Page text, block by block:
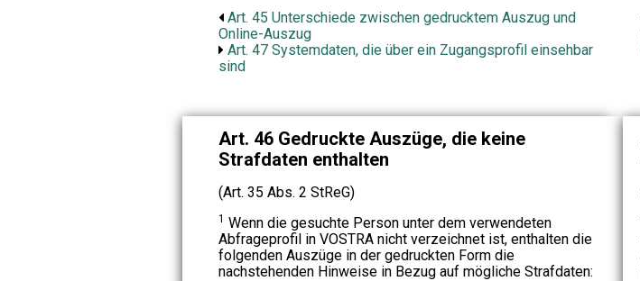
Art. 45 Unterschiede zwischen gedrucktem Auszug und
Online-Auszug
Art. 47 Systemdaten, die über ein Zugangsprofil einsehbar
sind
Art. 46 Gedruckte Auszüge, die keine
Strafdaten enthalten
(Art. 35 Abs. 2 StReG)
1 Wenn die gesuchte Person unter dem verwendeten
Abfrageprofil in VOSTRA nicht verzeichnet ist, enthalten die
folgenden Auszüge in der gedruckten Form die
nachstehenden Hinweise in Bezug auf mögliche Strafdaten: